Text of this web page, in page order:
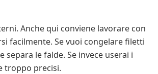
Anche qui conviene lavorare con
facilmente. Se vuoi congelare filetti
le falde. Se invece userai i
troppo precisi.